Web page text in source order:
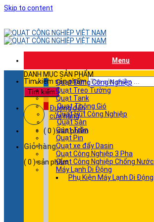
Skip to content
Menu
Tìm kiếm sản phẩm
Tìm kiếm
Đường đến
cửa hàng
( 0 ) sản phẩm
Giỏ hàng
( 0 ) sản phẩm
DANH MỤC SẢN PHẨM
Quạt Đứng Công Nghiệp
Quạt Treo Tường
Quạt Tank
Quạt Thông Gió
Quạt Hút Công Nghiệp
Quạt Sàn
Quạt Trần
Quạt Pin
Quạt xe đẩy Dasin
Quạt Công Nghiệp 3 Pha
Quạt Công Nghiệp Chống Nước
Máy Lạnh Di Động
Phụ Kiện Máy Lạnh Di Động